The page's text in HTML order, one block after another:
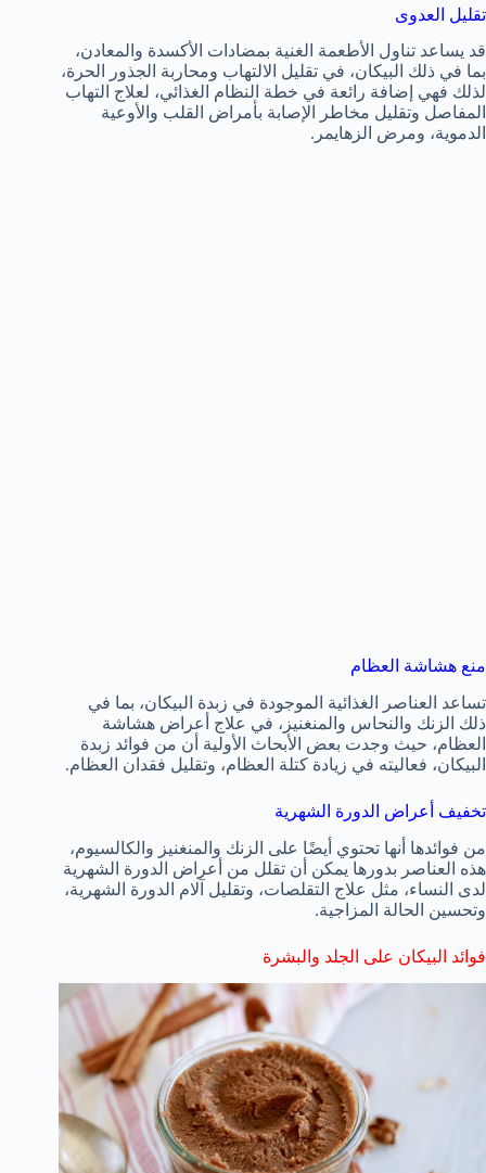
تقليل العدوى
قد يساعد تناول الأطعمة الغنية بمضادات الأكسدة والمعادن،
بما في ذلك البيكان، في تقليل الالتهاب ومحاربة الجذور الحرة،
لذلك فهي إضافة رائعة في خطة النظام الغذائي، لعلاج التهاب
المفاصل وتقليل مخاطر الإصابة بأمراض القلب والأوعية
الدموية، ومرض الزهايمر.
منع هشاشة العظام
تساعد العناصر الغذائية الموجودة في زبدة البيكان، بما في
ذلك الزنك والنحاس والمنغنيز، في علاج أعراض هشاشة
العظام، حيث وجدت بعض الأبحاث الأولية أن من فوائد زبدة
البيكان، فعاليته في زيادة كتلة العظام، وتقليل فقدان العظام.
تخفيف أعراض الدورة الشهرية
من فوائدها أنها تحتوي أيضًا على الزنك والمنغنيز والكالسيوم،
هذه العناصر بدورها يمكن أن تقلل من أعراض الدورة الشهرية
لدى النساء، مثل علاج التقلصات، وتقليل آلام الدورة الشهرية،
وتحسين الحالة المزاجية.
فوائد البيكان على الجلد والبشرة